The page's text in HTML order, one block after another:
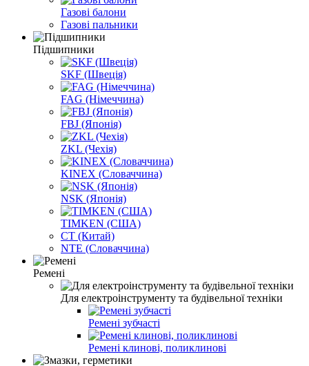
Газові балони
Газові пальники
Підшипники
SKF (Швеція)
FAG (Німеччина)
FBJ (Японія)
ZKL (Чехія)
KINEX (Словаччина)
NSK (Японія)
TIMKEN (США)
СT (Китай)
NTE (Словаччина)
Ремені
Для електроінструменту та будівельної техніки
Ремені зубчасті
Ремені клинові, поликлинові